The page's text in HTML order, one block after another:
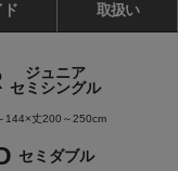
ド
取扱い
ジュニア
セミシングル
144×丈200～250cm
セミダブル